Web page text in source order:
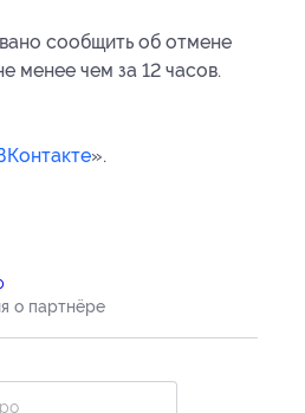
сообщить об отмене
менее чем за 12 часов.
».
о партнёре